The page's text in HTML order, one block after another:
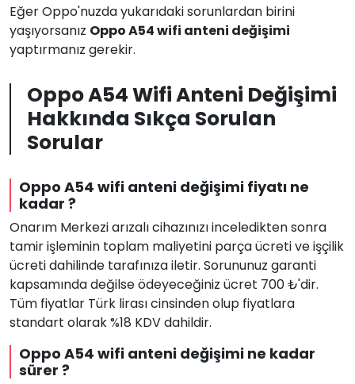
Eğer Oppo'nuzda yukarıdaki sorunlardan birini
yaşıyorsanız Oppo A54 wifi anteni değişimi
yaptırmanız gerekir.
Oppo A54 Wifi Anteni Değişimi
Hakkında Sıkça Sorulan
Sorular
Oppo A54 wifi anteni değişimi fiyatı ne
kadar ?
Onarım Merkezi arızalı cihazınızı inceledikten sonra
tamir işleminin toplam maliyetini parça ücreti ve işçilik
ücreti dahilinde tarafınıza iletir. Sorununuz garanti
kapsamında değilse ödeyeceğiniz ücret 700 ₺'dir.
Tüm fiyatlar Türk lirası cinsinden olup fiyatlara
standart olarak %18 KDV dahildir.
Oppo A54 wifi anteni değişimi ne kadar
sürer ?